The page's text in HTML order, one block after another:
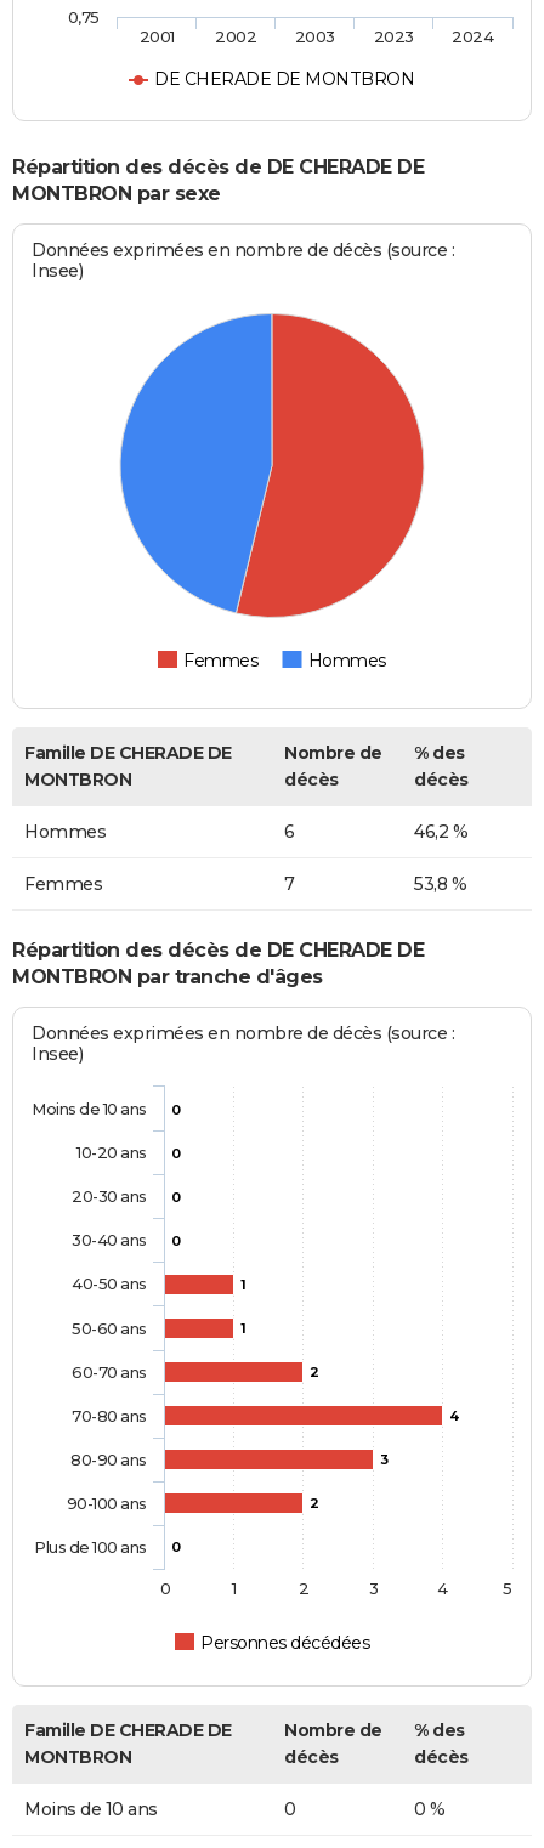
DE CHERADE DE MONTBRON
2001 2002 2003 2023 2024
0,75
Répartition des décès de DE CHERADE DE
MONTBRON par sexe
Données exprimées en nombre de décès (source :
Insee)
Femmes Hommes
Famille DE CHERADE DE
MONTBRON
Nombre de
décès
% des
décès
Hommes 6 46,2 %
Femmes 7 53,8 %
Répartition des décès de DE CHERADE DE
MONTBRON par tranche d'âges
Données exprimées en nombre de décès (source :
Insee)
0
0
0
0
1
1
2
4
3
2
0
Personnes décédées
Moins de 10 ans
10-20 ans
20-30 ans
30-40 ans
40-50 ans
50-60 ans
60-70 ans
70-80 ans
80-90 ans
90-100 ans
Plus de 100 ans
0 1 2 3 4 5
Famille DE CHERADE DE
MONTBRON
Nombre de
décès
% des
décès
Moins de 10 ans 0 0 %